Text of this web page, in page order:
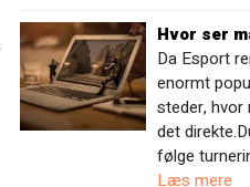
Hvor ser
Da Esport
enormt
steder, hvor
det
følge
Læs mere